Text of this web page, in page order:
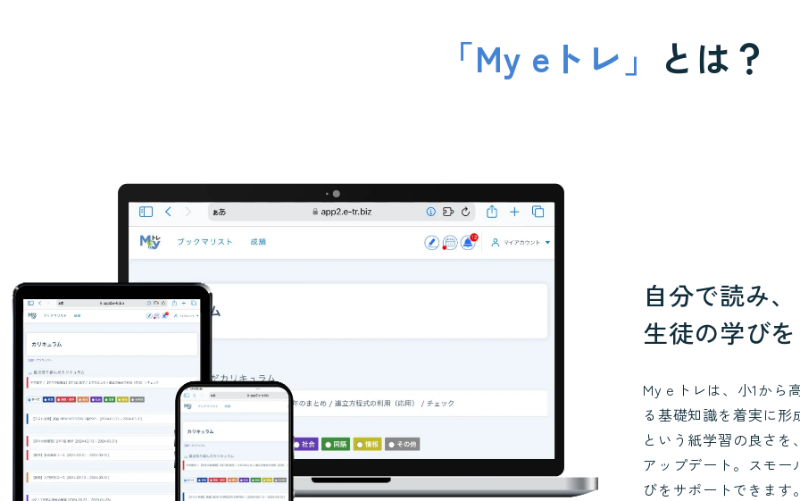
「My eトレ」 とは？
自分で読み
生徒の学び
Myｅトレは、小1から
る基礎知識を着実に
という紙学習の良さ
アップデート。スモ
びをサポートできます